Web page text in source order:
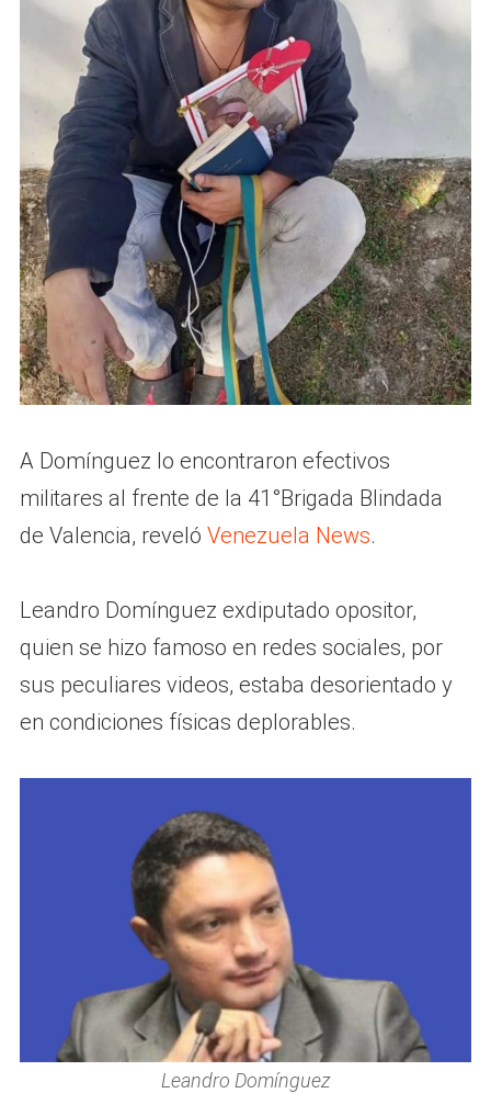
A Domínguez lo encontraron efectivos
militares al frente de la 41°Brigada Blindada
de Valencia, reveló Venezuela News.
Leandro Domínguez exdiputado opositor,
quien se hizo famoso en redes sociales, por
sus peculiares videos, estaba desorientado y
en condiciones físicas deplorables.
Leandro Domínguez